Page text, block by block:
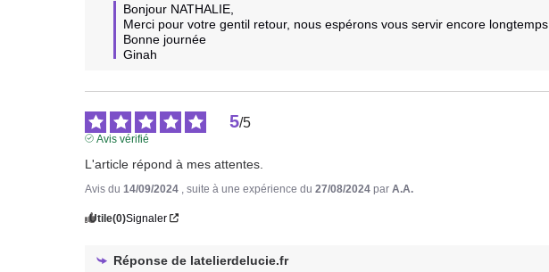
Bonjour NATHALIE,
Merci pour votre gentil retour, nous espérons vous servir encore longtemps.
Bonne journée
Ginah
5/5
Avis vérifié
L'article répond à mes attentes.
Avis du 14/09/2024 , suite à une expérience du27/08/2024 parA.A.
Utile(0)Signaler
Réponse de latelierdelucie.fr